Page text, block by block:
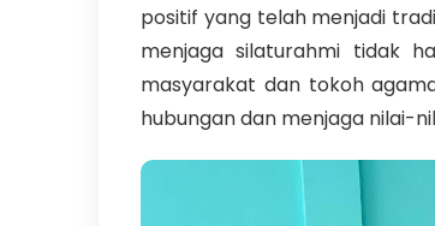
positif yang telah menjadi
menjaga silaturahmi tidak
masyarakat dan tokoh
hubungan dan menjaga nilai-